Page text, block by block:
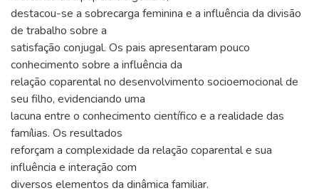
destacou-se a sobrecarga feminina e a influência da divisão
de trabalho sobre a
satisfação conjugal. Os pais apresentaram pouco
conhecimento sobre a influência da
relação coparental no desenvolvimento socioemocional de
seu filho, evidenciando uma
lacuna entre o conhecimento científico e a realidade das
famílias. Os resultados
reforçam a complexidade da relação coparental e sua
influência e interação com
diversos elementos da dinâmica familiar.